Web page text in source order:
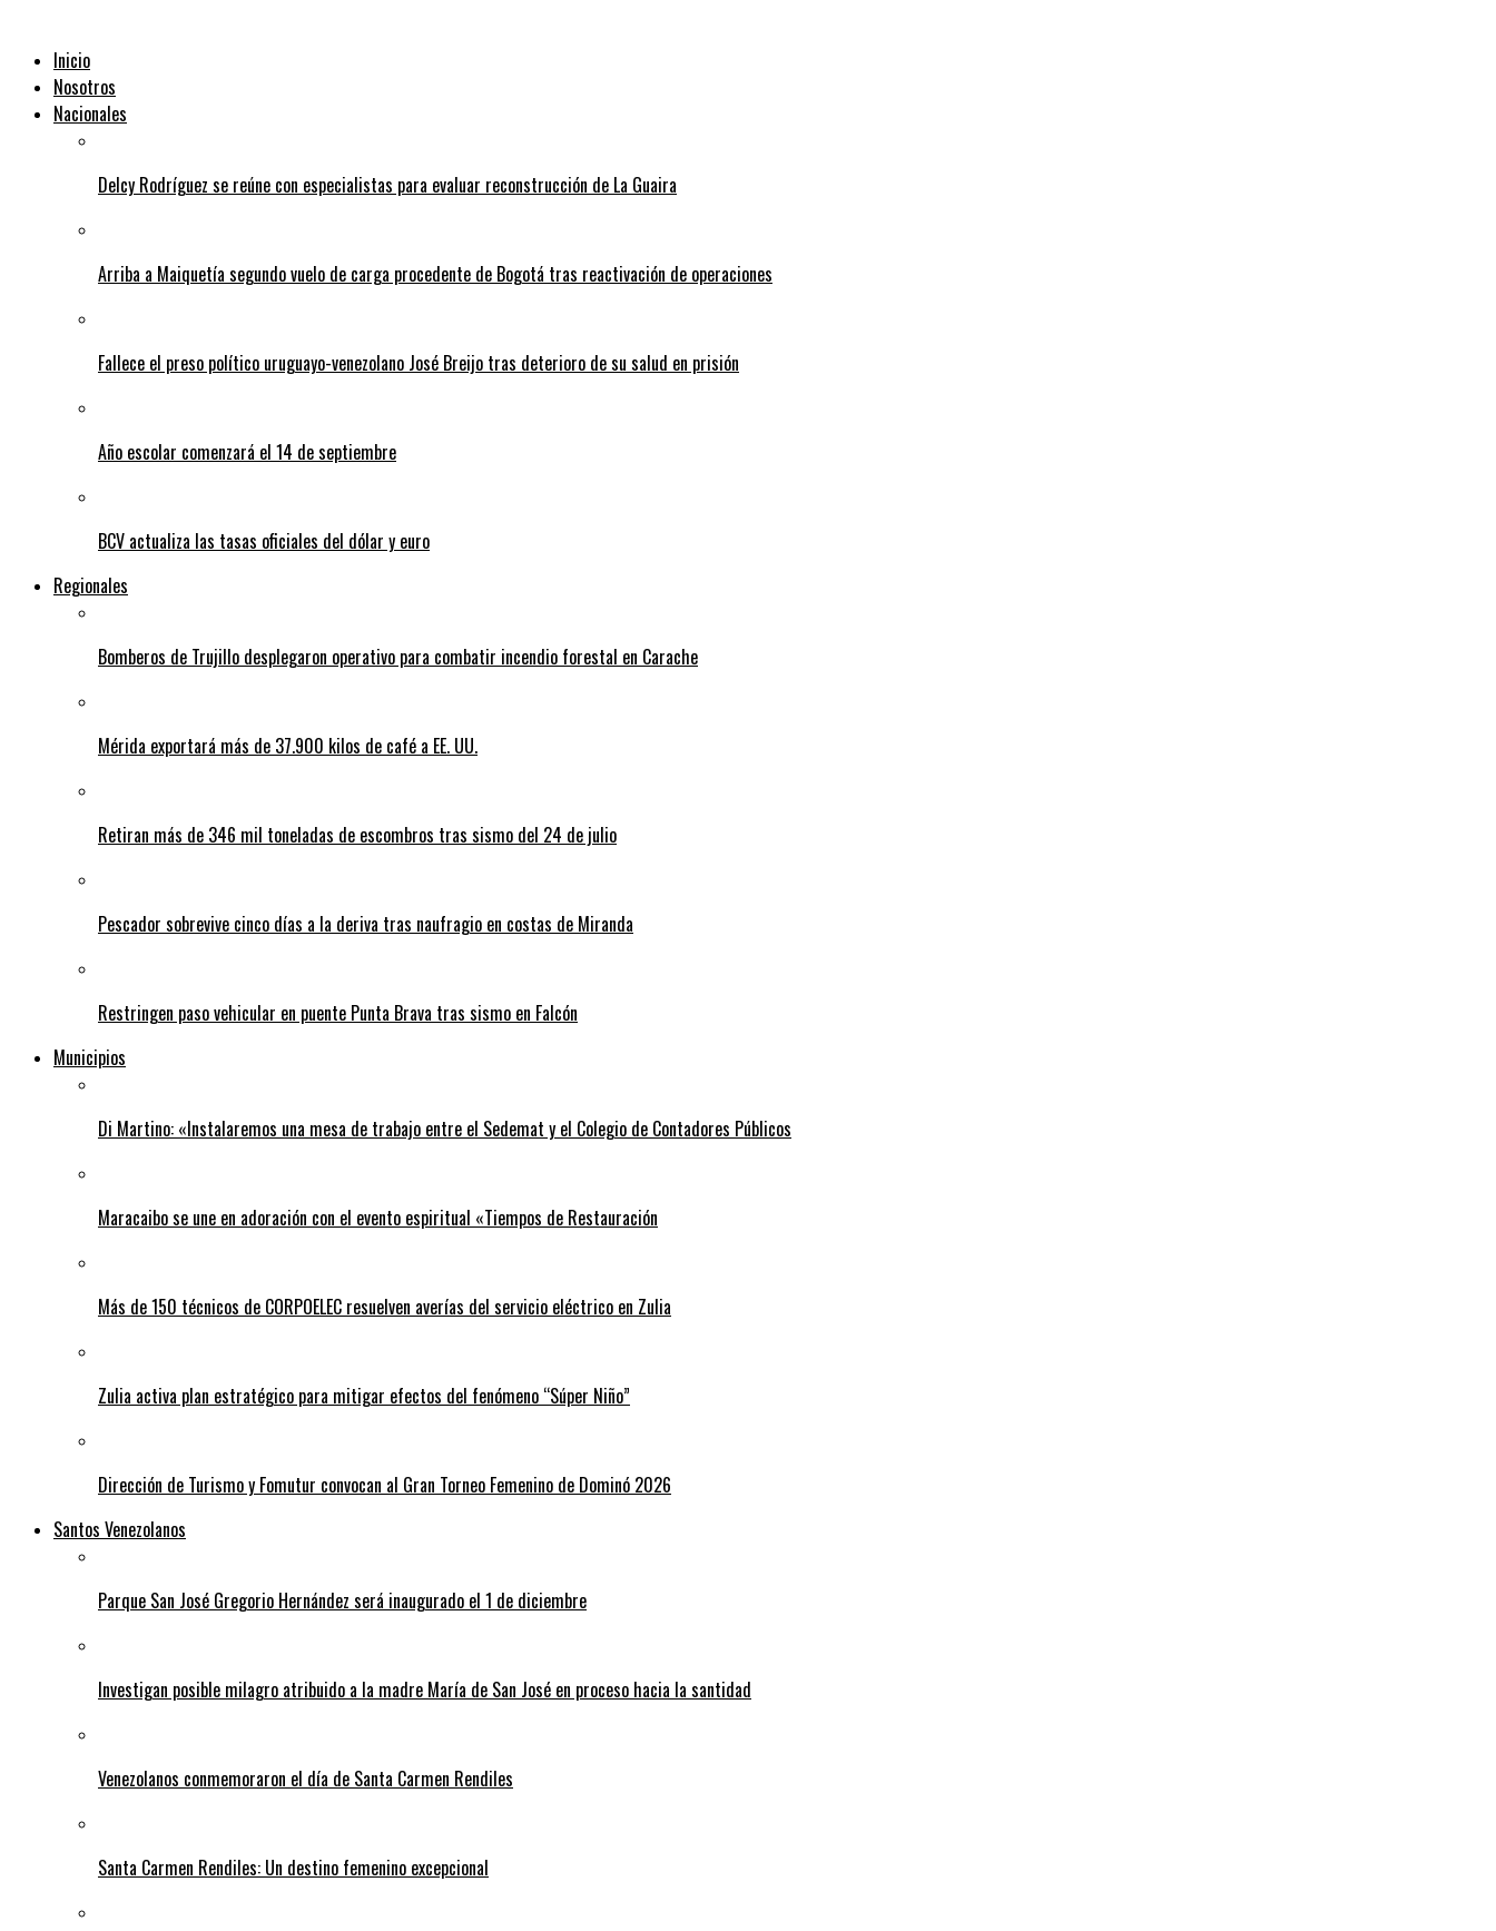
Inicio
Nosotros
Nacionales
Delcy Rodríguez se reúne con especialistas para evaluar reconstrucción de La Guaira
Arriba a Maiquetía segundo vuelo de carga procedente de Bogotá tras reactivación de operaciones
Fallece el preso político uruguayo-venezolano José Breijo tras deterioro de su salud en prisión
Año escolar comenzará el 14 de septiembre
BCV actualiza las tasas oficiales del dólar y euro
Regionales
Bomberos de Trujillo desplegaron operativo para combatir incendio forestal en Carache
Mérida exportará más de 37.900 kilos de café a EE. UU.
Retiran más de 346 mil toneladas de escombros tras sismo del 24 de julio
Pescador sobrevive cinco días a la deriva tras naufragio en costas de Miranda
Restringen paso vehicular en puente Punta Brava tras sismo en Falcón
Municipios
Di Martino: «Instalaremos una mesa de trabajo entre el Sedemat y el Colegio de Contadores Públicos
Maracaibo se une en adoración con el evento espiritual «Tiempos de Restauración
Más de 150 técnicos de CORPOELEC resuelven averías del servicio eléctrico en Zulia
Zulia activa plan estratégico para mitigar efectos del fenómeno “Súper Niño”
Dirección de Turismo y Fomutur convocan al Gran Torneo Femenino de Dominó 2026
Santos Venezolanos
Parque San José Gregorio Hernández será inaugurado el 1 de diciembre
Investigan posible milagro atribuido a la madre María de San José en proceso hacia la santidad
Venezolanos conmemoraron el día de Santa Carmen Rendiles
Santa Carmen Rendiles: Un destino femenino excepcional